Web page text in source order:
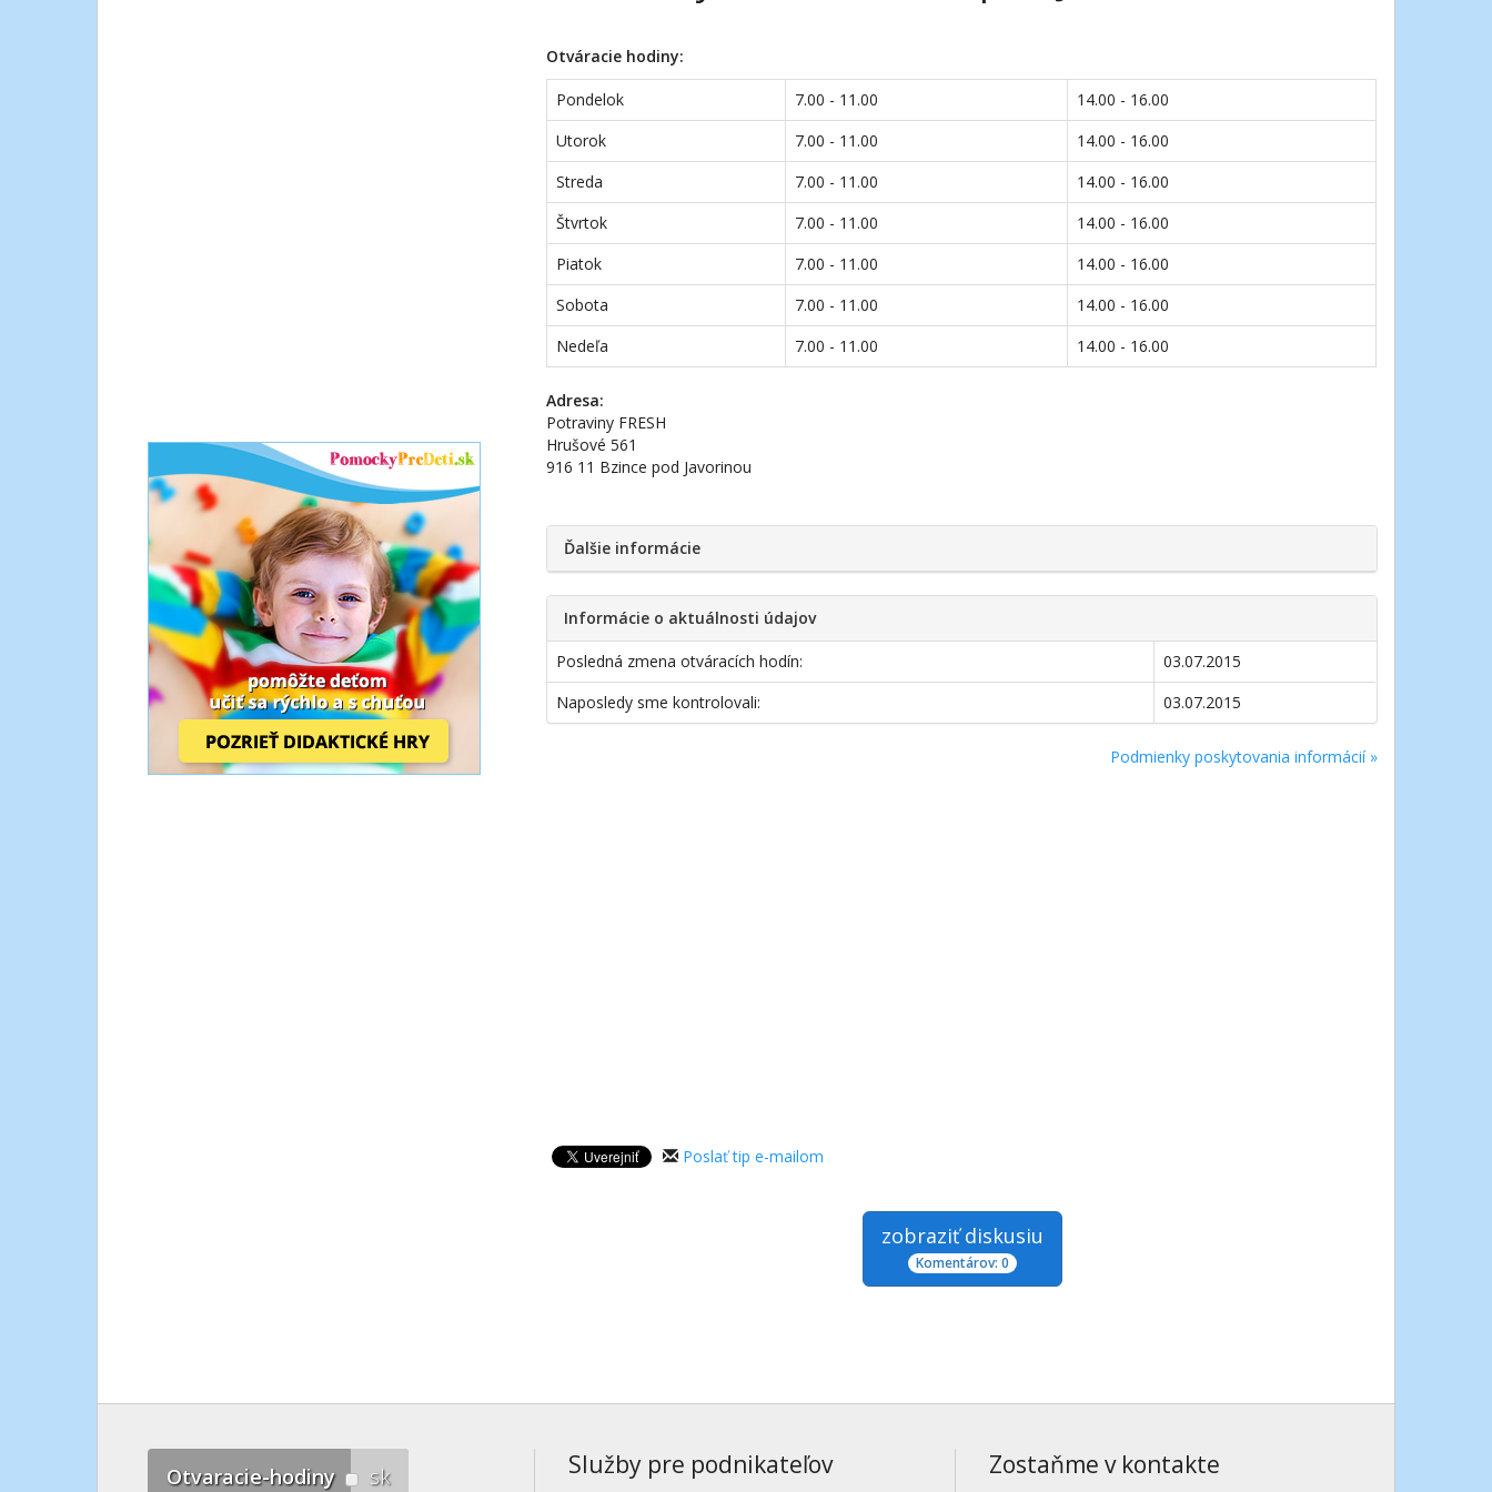
Otváracie hodiny:
Pondelok 7.00 - 11.00
14.00 - 16.00
Utorok
7.00 - 11.00
14.00 - 16.00
Streda
7.00 - 11.00
14.00 - 16.00
Štvrtok
7.00 - 11.00
14.00 - 16.00
Piatok
7.00 - 11.00
14.00 - 16.00
Sobota
7.00 - 11.00
14.00 - 16.00
Nedeľa
7.00 - 11.00 14.00 - 16.00
Adresa:
Potraviny FRESH
Hrušové 561
916 11 Bzince pod Javorinou
Ďalšie informácie
Informácie o aktuálnosti údajov
Posledná zmena otváracích hodín:
03.07.2015
Naposledy sme kontrolovali:
03.07.2015
Podmienky poskytovania informácií »
Poslať tip e-mailom
zobraziť diskusiu
Komentárov: 0
Otvaracie-hodiny sk Služby pre podnikateľov Zostaňme v kontakte